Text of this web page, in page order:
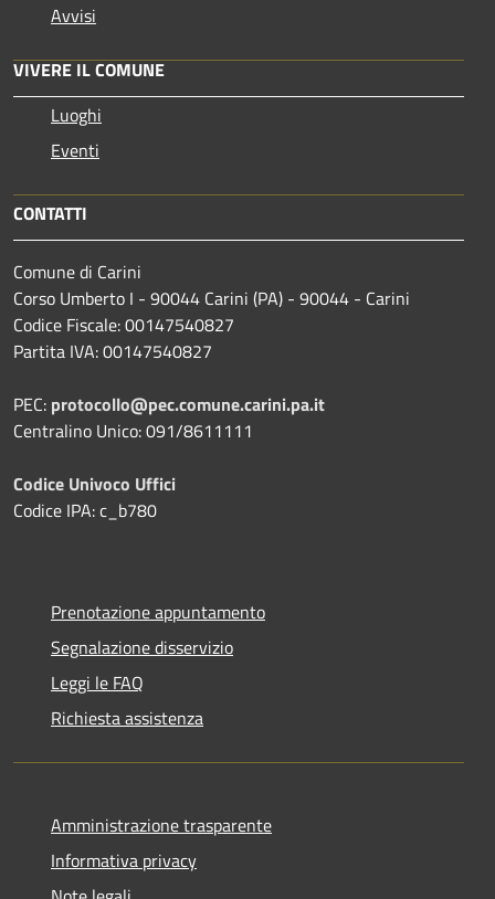
Avvisi
VIVERE IL COMUNE
Luoghi
Eventi
CONTATTI
Comune di Carini
Corso Umberto I - 90044 Carini (PA) - 90044 - Carini
Codice Fiscale: 00147540827
Partita IVA: 00147540827
PEC: protocollo@pec.comune.carini.pa.it
Centralino Unico: 091/8611111
Codice Univoco Uffici
Codice IPA: c_b780
Prenotazione appuntamento
Segnalazione disservizio
Leggi le FAQ
Richiesta assistenza
Amministrazione trasparente
Informativa privacy